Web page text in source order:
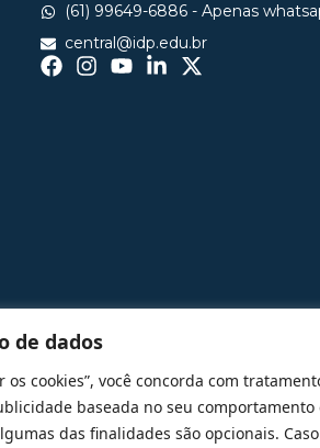
de dados
os cookies”, você concorda com
baseada no seu
das finalidades são opcionais.
(61) 99649-6886 - Apenas
central@idp.edu.br